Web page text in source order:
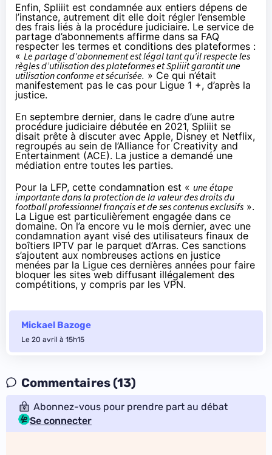
Enfin, Spliiit est condamnée aux entiers dépens de
l’instance, autrement dit elle doit régler l’ensemble
des frais liés à la procédure judiciaire. Le service de
partage d’abonnements affirme dans sa FAQ
respecter les termes et conditions des plateformes :
« Le partage d’abonnement est légal tant qu’il respecte les
règles d’utilisation des plateformes et Spliiit garantit une
utilisation conforme et sécurisée. » Ce qui n’était
manifestement pas le cas pour Ligue 1 +, d’après la
justice.
En septembre dernier, dans le cadre d’une autre
procédure judiciaire débutée en 2021, Spliiit se
disait prête à discuter avec Apple, Disney et Netflix,
regroupés au sein de l’Alliance for Creativity and
Entertainment (ACE). La justice a demandé une
médiation entre toutes les parties.
Pour la LFP, cette condamnation est « une étape
importante dans la protection de la valeur des droits du
football professionnel français et de ses contenus exclusifs ».
La Ligue est particulièrement engagée dans ce
domaine. On l’a encore vu le mois dernier, avec une
condamnation ayant visé des utilisateurs finaux de
boîtiers IPTV par le parquet d’Arras. Ces sanctions
s’ajoutent aux nombreuses actions en justice
menées par la Ligue ces dernières années pour faire
bloquer les sites web diffusant illégalement des
compétitions, y compris par les VPN.
Mickael Bazoge
Le 20 avril à 15h15
Commentaires (13)
Abonnez-vous pour prendre part au débat
Se connecter